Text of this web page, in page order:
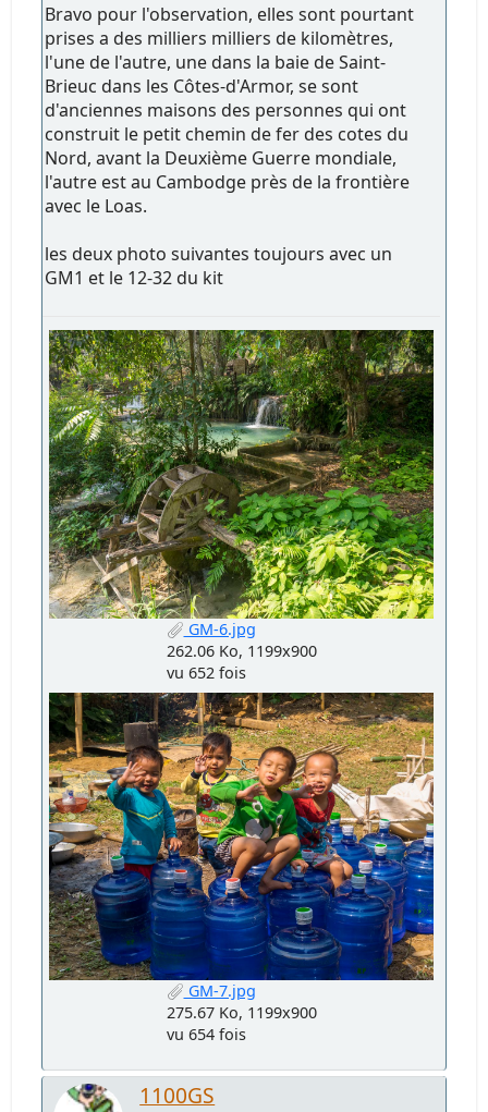
Bravo pour l'observation, elles sont pourtant
prises a des milliers milliers de kilomètres,
l'une de l'autre, une dans la baie de Saint-
Brieuc dans les Côtes-d'Armor, se sont
d'anciennes maisons des personnes qui ont
construit le petit chemin de fer des cotes du
Nord, avant la Deuxième Guerre mondiale,
l'autre est au Cambodge près de la frontière
avec le Loas.
les deux photo suivantes toujours avec un
GM1 et le 12-32 du kit
GM-6.jpg
262.06 Ko, 1199x900
vu 652 fois
GM-7.jpg
275.67 Ko, 1199x900
vu 654 fois
1100GS